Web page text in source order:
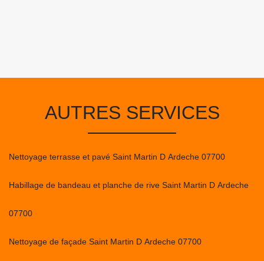
AUTRES SERVICES
Nettoyage terrasse et pavé Saint Martin D Ardeche 07700
Habillage de bandeau et planche de rive Saint Martin D Ardeche
07700
Nettoyage de façade Saint Martin D Ardeche 07700